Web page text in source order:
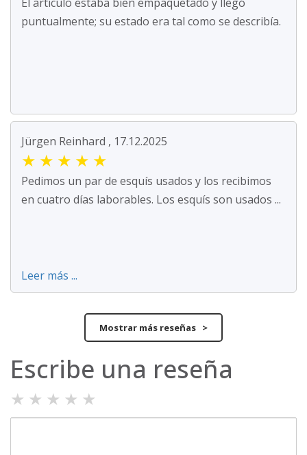
puntualmente; su estado era tal como se describía.
Jürgen Reinhard , 17.12.2025
★ ★ ★ ★ ★
Pedimos un par de esquís usados y los recibimos
en cuatro días laborables. Los esquís son usados ...
Leer más ...
Mostrar más reseñas >
Escribe una reseña
★ ★ ★ ★ ★